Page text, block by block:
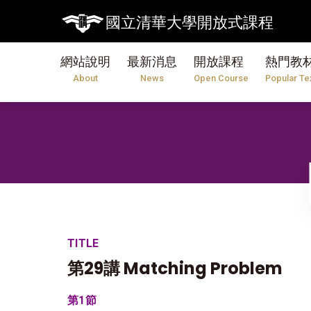
國立清華大學開放式課程
網站說明
About
最新消息
News
開放課程
Open Course
熱門教
Popular
TITLE
第29講 Matching Problem
第1節